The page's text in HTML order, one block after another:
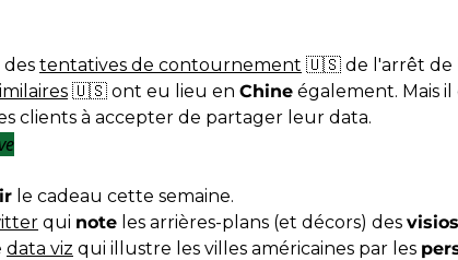
tentatives de contournement 🇺🇸 de l'arrêt de
🇺🇸 ont eu lieu en Chine également. Mais
clients à accepter de partager leur data.
le cadeau cette semaine.
qui note les arrières-plans (et décors) des visios
data viz qui illustre les villes américaines par les